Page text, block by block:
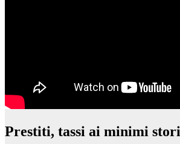
Prestiti, tassi ai minimi